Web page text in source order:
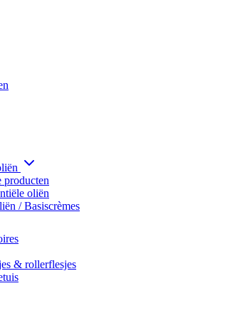
producten
oliën
/ Basiscrèmes
& rollerflesjes